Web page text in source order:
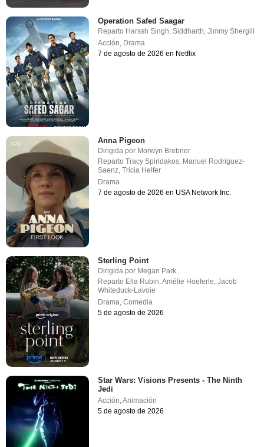
Operation Safed Saagar
Reparto Harssh Singh,Siddharth,Jimmy Shergill
Acción, Drama
7 de agosto de 2026 en Netflix
Anna Pigeon
Dirigida por Morwyn Brebner
RepartoTracy Spiridakos, Manuel Rodriguez-
Saenz,Tricia Helfer
Drama
7 de agosto de 2026 en USA Network Inc.
Sterling Point
Dirigida por Megan Park
Reparto Ella Rubin ,Amélie Hoeferle ,Jacob
Whiteduck-Lavoie
Drama ,Comedia
5 de agosto de 2026
Star Wars: Visions Presents - The Ninth
Jedi
Acción,Animación
5 de agosto de 2026